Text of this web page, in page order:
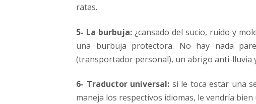
ratas.
5- La burbuja:¿cansado del sucio, ruido y
una burbuja protectora. No hay nada
(transportador personal), un abrigo anti-lluvia
6- Traductor universal: si le toca estar una
maneja los respectivos idiomas, le vendría